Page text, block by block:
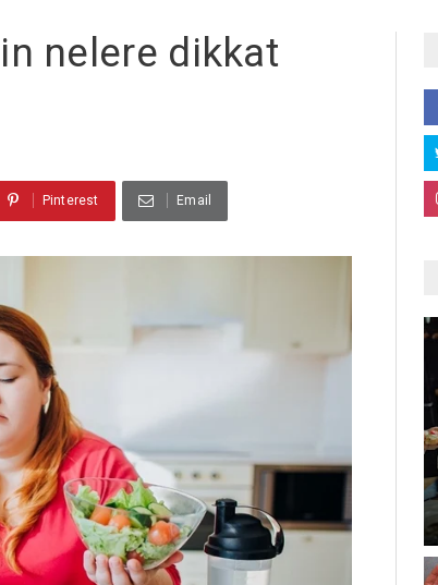
nelere dikkat
Pinterest Email